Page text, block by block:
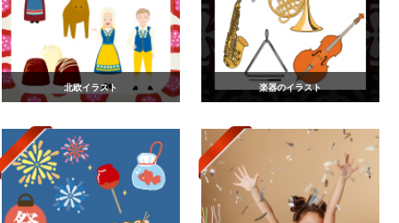
北欧イラスト 楽器のイラスト